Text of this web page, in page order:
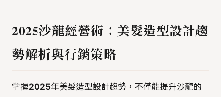
2025沙龍經營術：美髮造型設計趨
勢解析與行銷策略
掌握2025年美髮造型設計趨勢，不僅能提升沙龍的